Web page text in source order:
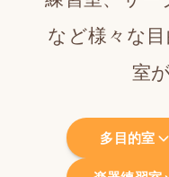
など様々な
室
多目的室